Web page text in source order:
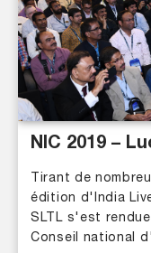
NIC 2019 –
Tirant de
édition d'India
SLTL s'est
Conseil national